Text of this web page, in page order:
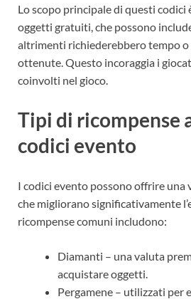
Lo scopo principale di questi codici
oggetti gratuiti, che possono
altrimenti richiederebbero tempo o
ottenute. Questo incoraggia i
coinvolti nel gioco.
Tipi di ricompense
codici evento
I codici evento possono offrire una
che migliorano significativamente
ricompense comuni includono:
Diamanti – una valuta
acquistare oggetti.
Pergamene – utilizzati per